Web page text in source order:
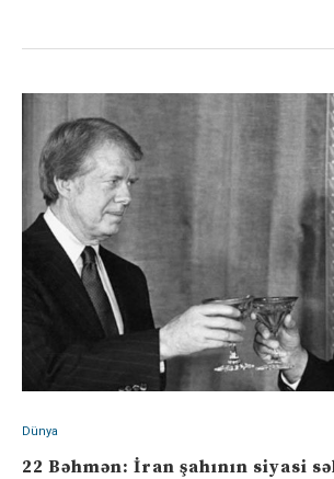
Dünya
22 Bəhmən: İran şahının siyasi